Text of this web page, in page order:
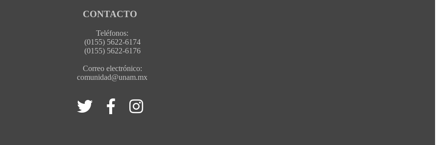
CONTACTO
Teléfonos:
(0155) 5622-6174
(0155) 5622-6176
Correo electrónico:
comunidad@unam.mx